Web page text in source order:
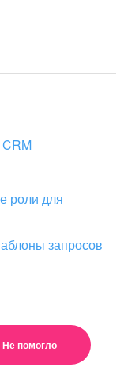
CRM
роли для
запросов
Не помогло